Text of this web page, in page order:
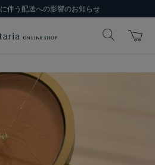
に伴う配送への影響のお知らせ